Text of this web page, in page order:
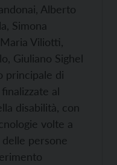
Alberto
Simona
Viliotti,
Giuliano Sighel
principale di
al
disabilità, con
volte a
persone